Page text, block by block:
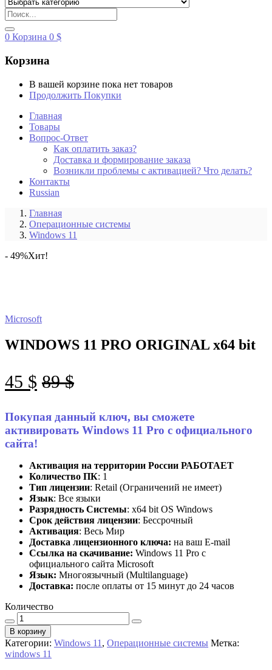
0 Корзина 0 $
Корзина
В вашей корзине пока нет товаров
Продолжить Покупки
Главная
Товары
Вопрос-Ответ
Как оплатить заказ?
Доставка и формирование заказа
Возникли проблемы с активацией? Что делать?
Контакты
Russian
Главная
Операционные системы
Windows 11
- 49%Хит!
Microsoft
WINDOWS 11 PRO ORIGINAL x64 bit
45 $ 89$
Покупая данный ключ, вы сможете
активировать Windows 11 Pro с официального
сайта!
Активация на территории России РАБОТАЕТ
Количество ПК: 1
Тип лицензии: Retail (Ограничений не имеет)
Язык: Все языки
Разрядность Системы: х64 bit OS Windows
Срок действия лицензии: Бессрочный
Активация: Весь Мир
Доставка лицензионного ключа: на ваш E-mail
Ссылка на скачивание: Windows 11 Pro с
официального сайта Microsoft
Язык: Многоязычный (Multilanguage)
Доставка: после оплаты от 15 минут до 24 часов
КоличествоКоличество
В корзину
Категории: Windows 11 , Операционные системы Метка:
windows 11